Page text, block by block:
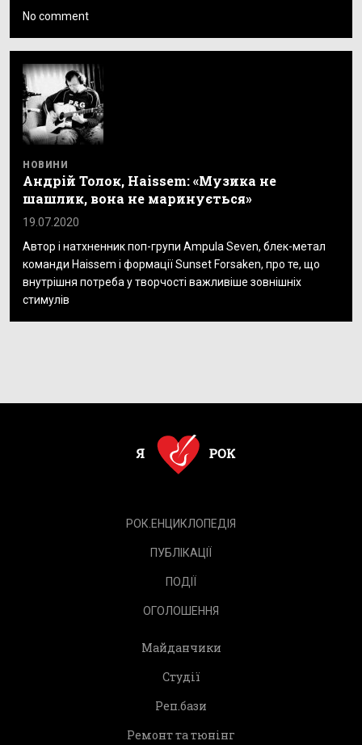
No comment
НОВИНИ
Андрій Толок, Haissem: «Музика не
шашлик, вона не маринується»
19.07.2020
Автор і натхненник поп-групи Ampula Seven, блек-метал
команди Haissem і формації Sunset Forsaken, про те, що
внутрішня потреба у творчості важливіше зовнішніх
стимулів
РОК.ЕНЦИКЛОПЕДІЯ
ПУБЛІКАЦІЇ
ПОДІЇ
ОГОЛОШЕННЯ
Майданчики
Студії
Реп.бази
Ремонт та тюнінг